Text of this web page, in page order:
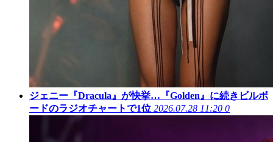
ジェニー『Dracula』が快挙…『Golden』に続きビルボ
ードのラジオチャートで1位 2026.07.28 11:20 0